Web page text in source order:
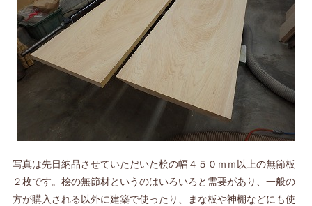
写真は先日納品させていただいた桧の幅４５０ｍｍ以上の無節板
２枚です。桧の無節材というのはいろいろと需要があり、一般の
方が購入される以外に建築で使ったり、まな板や神棚などにも使